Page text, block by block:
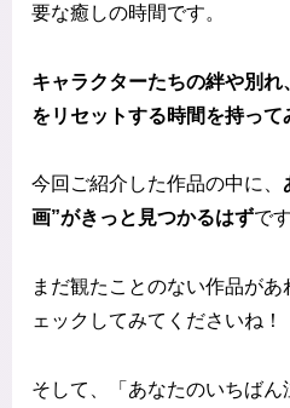
要な癒しの時間です。
キャラクターたちの絆や別
をリセットする時間を持って
今回ご紹介した作品の中に、
画”がきっと見つかるはずです
まだ観たことのない作品が
ェックしてみてくださいね！
そして、「あなたのいちばん